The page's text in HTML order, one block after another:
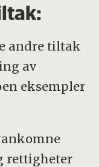
andre tiltak
av
eksempler
rettigheter